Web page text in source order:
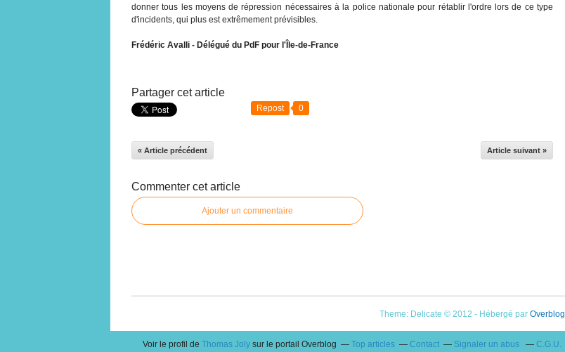
donner tous les moyens de répression nécessaires à la police nationale pour rétablir l'ordre lors de ce type
d'incidents, qui plus est extrêmement prévisibles.
Frédéric Avalli - Délégué du PdF pour l'Île-de-France
Partager cet article
Repost 0
« Article précédent Article suivant »
Commenter cet article
Ajouter un commentaire
Theme: Delicate © 2012 - Hébergé par Overblog
Voir le profil de Thomas Joly sur le portail Overblog Top articles Contact Signaler un abus C.G.U.